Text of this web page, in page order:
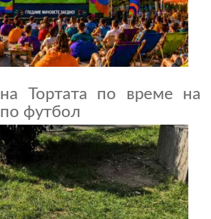
Тортата по време на
футбол